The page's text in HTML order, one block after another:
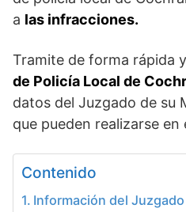
a las infracciones.
Tramite de forma rápida
de Policía Local de
datos del Juzgado de su
que pueden realizarse en
Contenido
Información del